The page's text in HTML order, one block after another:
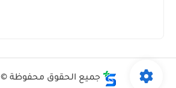
جميع الحقوق محفوظة ©